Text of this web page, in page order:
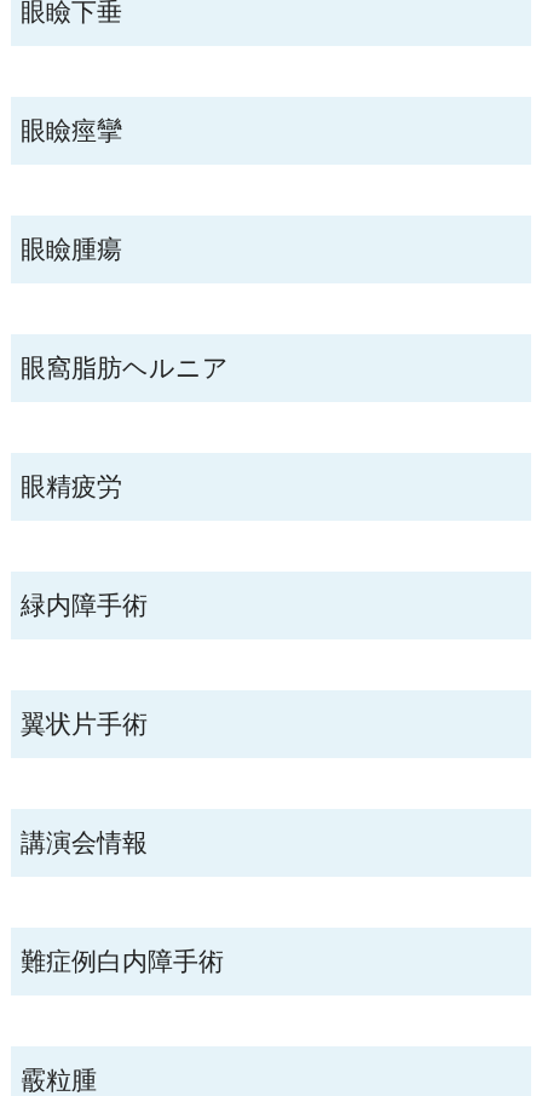
眼瞼下垂
眼瞼痙攣
眼瞼腫瘍
眼窩脂肪ヘルニア
眼精疲労
緑内障手術
翼状片手術
講演会情報
難症例白内障手術
霰粒腫